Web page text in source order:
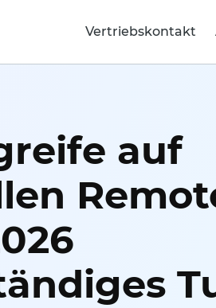
Vertriebskontakt
auf